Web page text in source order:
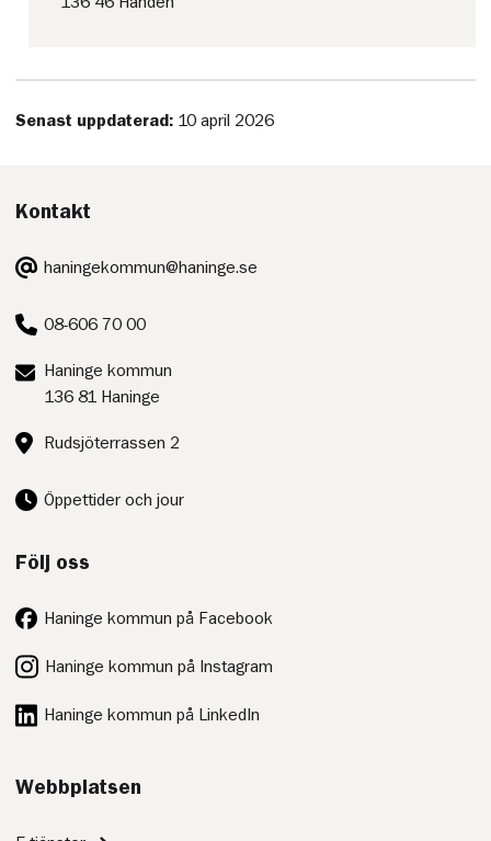
Senast uppdaterad: 10 april 2026
Kontakt
E-
post:
haningekommun@haninge.se
Telefon:
08-606 70 00
Postadress:
Haninge kommun
136 81 Haninge
Besöksadress:
Rudsjöterrassen 2
Öppettider och jour
Följ oss
Haninge kommun på Facebook
Haninge kommun på Instagram
Haninge kommun på LinkedIn
Webbplatsen